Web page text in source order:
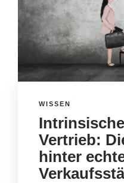
WISSEN
Vertrieb:
hinter